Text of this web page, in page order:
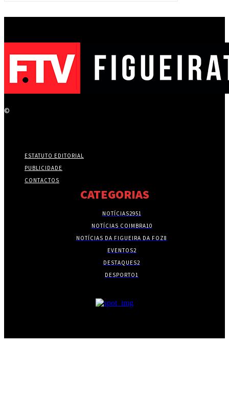
©
ESTATUTO EDITORIAL
PUBLICIDADE
CONTACTOS
CATEGORIAS
NOTÍCIAS2951
NOTÍCIAS COIMBRA10
NOTÍCIAS DA FIGUEIRA DA FOZ8
EVENTOS2
DESTAQUES2
DESPORTO1